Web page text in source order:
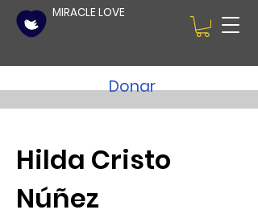
MIRACLE LOVE
Donar
Hilda Cristo
Núñez